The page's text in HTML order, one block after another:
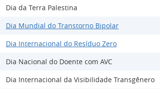
Dia da Terra Palestina
Dia Mundial do Transtorno Bipolar
Dia Internacional do Resíduo Zero
Dia Nacional do Doente com AVC
Dia Internacional da Visibilidade Transgênero